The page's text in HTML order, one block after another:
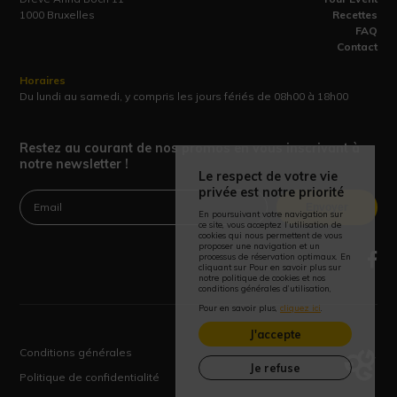
Recettes
FAQ
Contact
1000 Bruxelles
Horaires
Du lundi au samedi, y compris les jours fériés de 08h00 à 18h00
Restez au courant de nos promos en vous inscrivant à
notre newsletter !
Conditions générales
Politique de confidentialité
Le respect de votre vie
privée est notre priorité
En poursuivant votre navigation sur
ce site, vous acceptez l’utilisation de
cookies qui nous permettent de vous
proposer une navigation et un
processus de réservation optimaux. En
cliquant sur Pour en savoir plus sur
notre politique de cookies et nos
conditions générales d’utilisation,
Pour en savoir plus, cliquez ici
J'accepte
Je refuse